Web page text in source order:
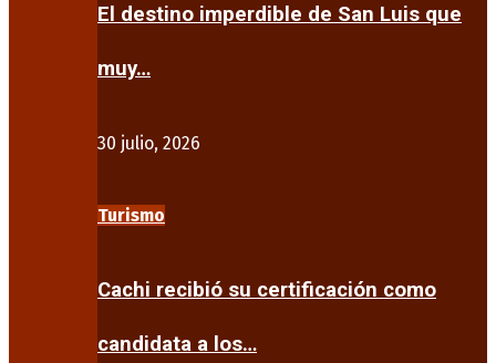
El destino imperdible de San Luis que
muy…
30 julio, 2026
Turismo
Cachi recibió su certificación como
candidata a los…